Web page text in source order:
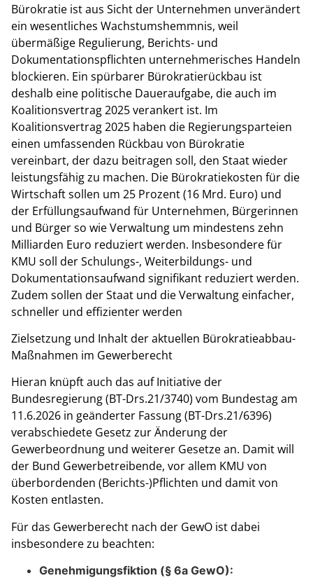
Bürokratie ist aus Sicht der Unternehmen unverändert
ein wesentliches Wachstumshemmnis, weil
übermäßige Regulierung, Berichts- und
Dokumentationspflichten unternehmerisches Handeln
blockieren. Ein spürbarer Bürokratierückbau ist
deshalb eine politische Daueraufgabe, die auch im
Koalitionsvertrag 2025 verankert ist. Im
Koalitionsvertrag 2025 haben die Regierungsparteien
einen umfassenden Rückbau von Bürokratie
vereinbart, der dazu beitragen soll, den Staat wieder
leistungsfähig zu machen. Die Bürokratiekosten für die
Wirtschaft sollen um 25 Prozent (16 Mrd. Euro) und
der Erfüllungsaufwand für Unternehmen, Bürgerinnen
und Bürger so wie Verwaltung um mindestens zehn
Milliarden Euro reduziert werden. Insbesondere für
KMU soll der Schulungs-, Weiterbildungs- und
Dokumentationsaufwand signifikant reduziert werden.
Zudem sollen der Staat und die Verwaltung einfacher,
schneller und effizienter werden
Zielsetzung und Inhalt der aktuellen Bürokratieabbau-
Maßnahmen im Gewerberecht
Hieran knüpft auch das auf Initiative der
Bundesregierung (BT-Drs.21/3740) vom Bundestag am
11.6.2026 in geänderter Fassung (BT-Drs.21/6396)
verabschiedete Gesetz zur Änderung der
Gewerbeordnung und weiterer Gesetze an. Damit will
der Bund Gewerbetreibende, vor allem KMU von
überbordenden (Berichts-)Pflichten und damit von
Kosten entlasten.
Für das Gewerberecht nach der GewO ist dabei
insbesondere zu beachten:
Genehmigungsfiktion (§ 6a GewO):